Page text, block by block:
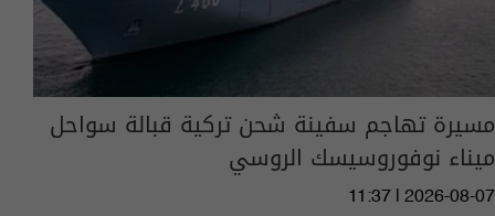
مسيرة تهاجم سفينة شحن تركية قبالة سواحل
ميناء نوفوروسيسك الروسي
11:37 | 2026-08-07